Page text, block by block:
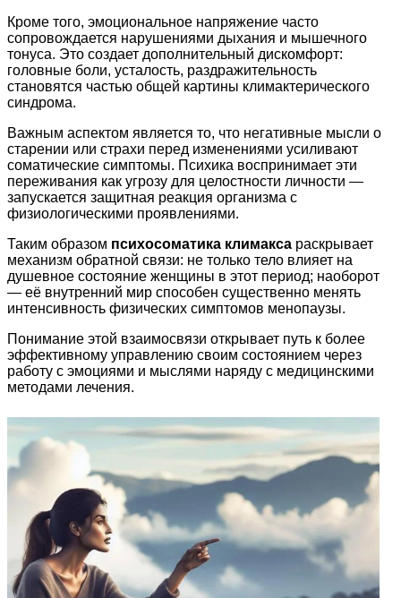
Кроме того, эмоциональное напряжение часто
сопровождается нарушениями дыхания и мышечного
тонуса. Это создает дополнительный дискомфорт:
головные боли, усталость, раздражительность
становятся частью общей картины климактерического
синдрома.
Важным аспектом является то, что негативные мысли о
старении или страхи перед изменениями усиливают
соматические симптомы. Психика воспринимает эти
переживания как угрозу для целостности личности —
запускается защитная реакция организма с
физиологическими проявлениями.
Таким образом психосоматика климакса раскрывает
механизм обратной связи: не только тело влияет на
душевное состояние женщины в этот период; наоборот
— её внутренний мир способен существенно менять
интенсивность физических симптомов менопаузы.
Понимание этой взаимосвязи открывает путь к более
эффективному управлению своим состоянием через
работу с эмоциями и мыслями наряду с медицинскими
методами лечения.